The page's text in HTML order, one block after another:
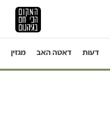
דעות דאטה האב מגזין